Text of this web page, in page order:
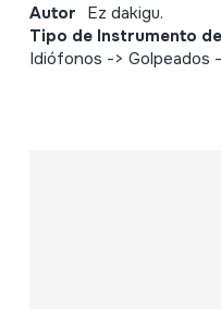
Autor Ez dakigu.
Tipo de Instrumento
Idiófonos -> Golpeados